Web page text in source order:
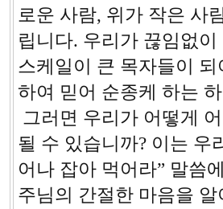
로운 사람, 위가 작은 사
립니다. 우리가 끊임없
스케일이 큰 목자들이
하여 믿어 순종케 하는
그러면 우리가 어떻게
될 수 있습니까? 이는 우
어나 잡아 먹어라” 말씀
주님의 간절한 마음을